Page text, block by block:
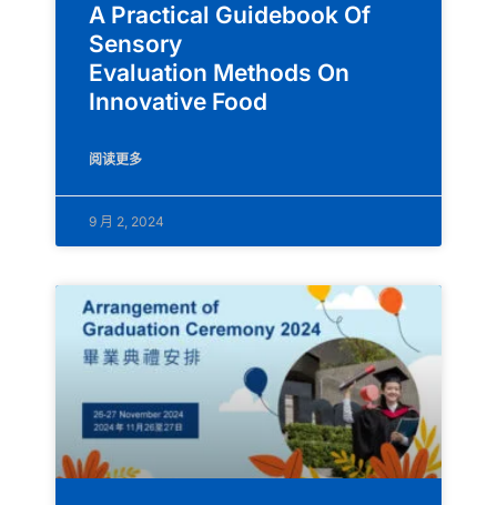
A Practical Guidebook Of
Sensory
Evaluation Methods On
Innovative Food
阅读更多
9 月 2, 2024